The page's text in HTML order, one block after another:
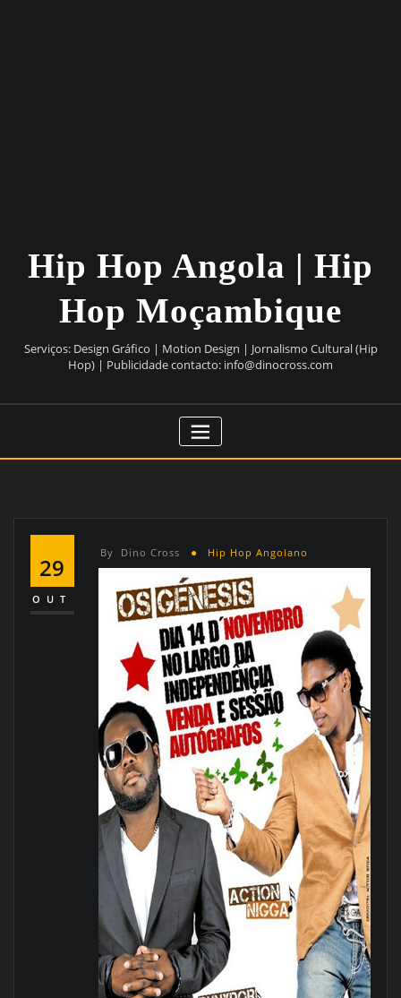
Hip Hop Angola | Hip
Hop Moçambique
Serviços: Design Gráfico | Motion Design | Jornalismo Cultural (Hip
Hop) | Publicidade contacto: info@dinocross.com
29
OUT
By Dino Cross Hip Hop Angolano